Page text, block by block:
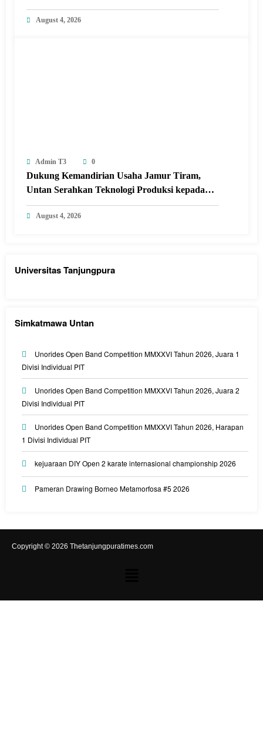
Pelatihan Pembuatan Minuman Herbal
Tanaman Kelakai di Posyandu Seroja Sungai
August 4, 2026
Admin T3 0
Dukung Kemandirian Usaha Jamur Tiram,
Untan Serahkan Teknologi Produksi kepada
Kelompok Tani Desa Arang Limbung
August 4, 2026
Universitas Tanjungpura
Simkatmawa Untan
Unorides Open Band Competition MMXXVI Tahun 2026, Juara 1
Divisi Individual PIT
Unorides Open Band Competition MMXXVI Tahun 2026, Juara 2
Divisi Individual PIT
Unorides Open Band Competition MMXXVI Tahun 2026, Harapan
1 Divisi Individual PIT
kejuaraan DIY Open 2 karate internasional championship 2026
Pameran Drawing Borneo Metamorfosa #5 2026
Copyright © 2026 Thetanjungpuratimes.com